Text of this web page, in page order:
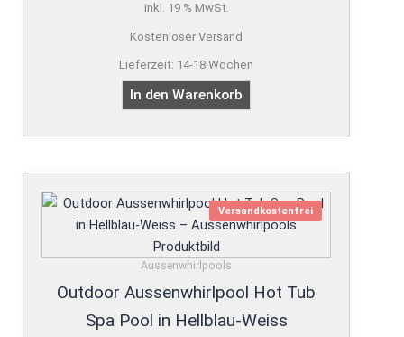
inkl. 19 % MwSt.
Kostenloser Versand
Lieferzeit: 14-18 Wochen
In den Warenkorb
Versandkostenfrei
Aussenwhirlpools
Outdoor Aussenwhirlpool Hot Tub
Spa Pool in Hellblau-Weiss